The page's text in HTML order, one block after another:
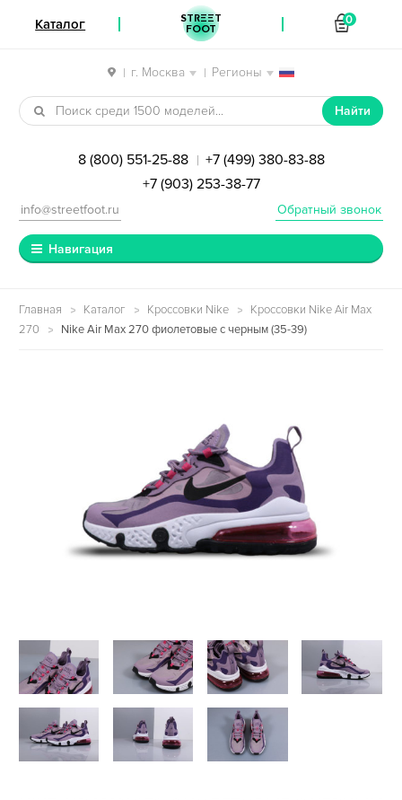
| г. Москва | Регионы
Перейти к навигации
Перейти к содержимому
Найти
8 (800) 551-25-88 | +7 (499) 380-83-88
+7 (903) 253-38-77
Обратный звонок
info@streetfoot.ru
Навигация
Главная Каталог Кроссовки Nike
Кроссовки Nike Air Max
270
Nike Air Max 270 фиолетовые с черным (35-39)
Каталог STREET
FOOT
0